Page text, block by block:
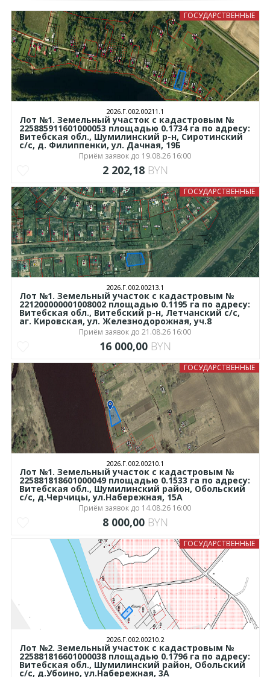
ГОСУДАРСТВЕННЫЕ
2026.Г.002.00211.1
Лот №1. Земельный участок с кадастровым №
225885911601000053 площадью 0.1734 га по адресу:
Витебская обл., Шумилинский р-н, Сиротинский
с/с, д. Филиппенки, ул. Дачная, 19Б
Приём заявок до 19.08.26 16:00
2 202,18 BYN
ГОСУДАРСТВЕННЫЕ
2026.Г.002.00213.1
Лот №1. Земельный участок с кадастровым №
221200000001008002 площадью 0.1195 га по адресу:
Витебская обл., Витебский р-н, Летчанский с/с,
аг. Кировская, ул. Железнодорожная, уч.8
Приём заявок до 21.08.26 16:00
16 000,00 BYN
ГОСУДАРСТВЕННЫЕ
2026.Г.002.00210.1
Лот №1. Земельный участок с кадастровым №
225881818601000049 площадью 0.1533 га по адресу:
Витебская обл., Шумилинский район, Обольский
с/с, д.Черчицы, ул.Набережная, 15А
Приём заявок до 14.08.26 16:00
8 000,00 BYN
ГОСУДАРСТВЕННЫЕ
2026.Г.002.00210.2
Лот №2. Земельный участок с кадастровым №
225881816601000038 площадью 0.1796 га по адресу:
Витебская обл., Шумилинский район, Обольский
с/с, д.Убоино, ул.Набережная, 3А